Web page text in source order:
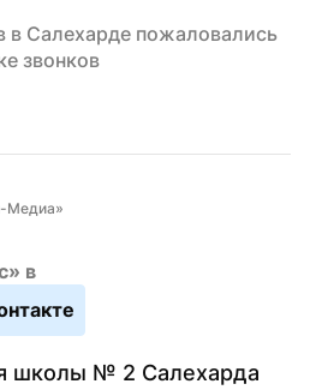
в Салехарде пожаловались
звонков
Медиа»
в
школы № 2 Салехарда